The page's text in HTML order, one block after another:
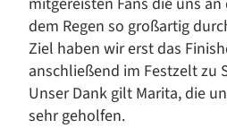
dem Regen so großartig
Ziel haben wir erst das
anschließend im Festzelt zu
Unser Dank gilt Marita, die
sehr geholfen.